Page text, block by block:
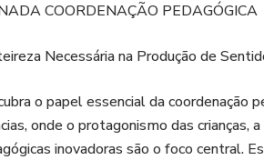
COORDENAÇÃO PEDAGÓGICA
Necessária na Produção de
o papel essencial da coordenação
onde o protagonismo das crianças,
inovadoras são o foco central.